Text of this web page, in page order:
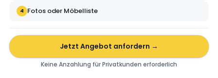
4 Fotos oder Möbelliste
Jetzt Angebot anfordern →
Keine Anzahlung für Privatkunden erforderlich